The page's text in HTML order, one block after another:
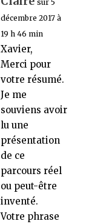
sur 5
décembre 2017 à
19 h 46 min
Xavier,
Merci pour
votre résumé.
Je me
souviens avoir
lu une
présentation
de ce
parcours réel
ou peut-être
inventé.
Votre phrase